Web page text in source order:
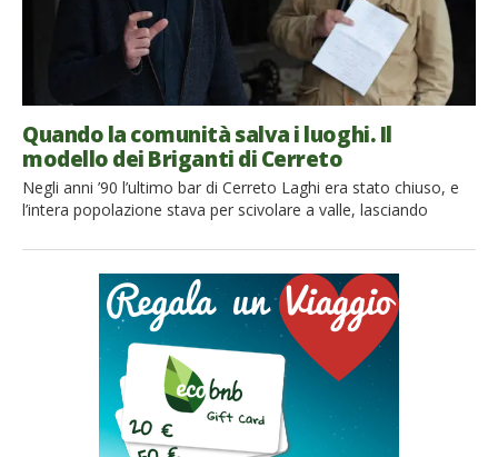
Quando la comunità salva i luoghi. Il
modello dei Briganti di Cerreto
Negli anni ’90 l’ultimo bar di Cerreto Laghi era stato chiuso, e
l’intera popolazione stava per scivolare a valle, lasciando
confini tra l’appennino Emiliano e quello Toscano. “Il futuro è di
chi lo fa”, disse un brigante 10 anni fa Fu allora che un gruppo